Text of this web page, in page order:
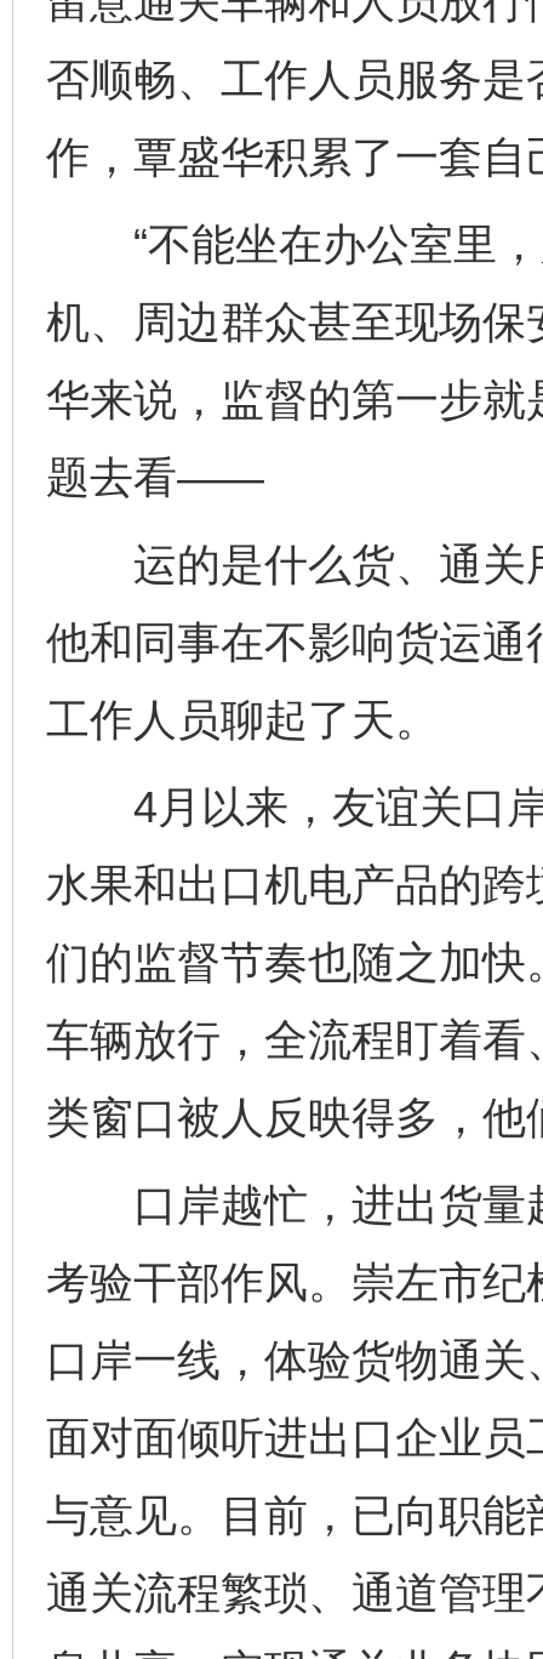
否顺畅、工作人员服务
作，覃盛华积累了一套自
“不能坐在办公室里，
机、周边群众甚至现场保
华来说，监督的第一步
题去看——
运的是什么货、通关
他和同事在不影响货运
工作人员聊起了天。
4月以来，友谊关口岸
水果和出口机电产品的
们的监督节奏也随之加
车辆放行，全流程盯着
类窗口被人反映得多，
口岸越忙，进出货量
考验干部作风。崇左市
口岸一线，体验货物通
面对面倾听进出口企业
与意见。目前，已向职
通关流程繁琐、通道管